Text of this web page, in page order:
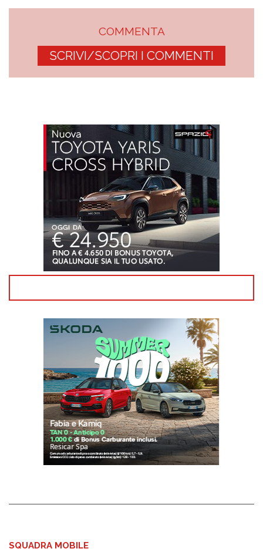
COMMENTA
SCRIVI/SCOPRI I COMMENTI
SQUADRA MOBILE